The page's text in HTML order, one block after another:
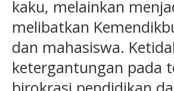
kaku, melainkan
melibatkan
dan mahasiswa.
ketergantungan pada